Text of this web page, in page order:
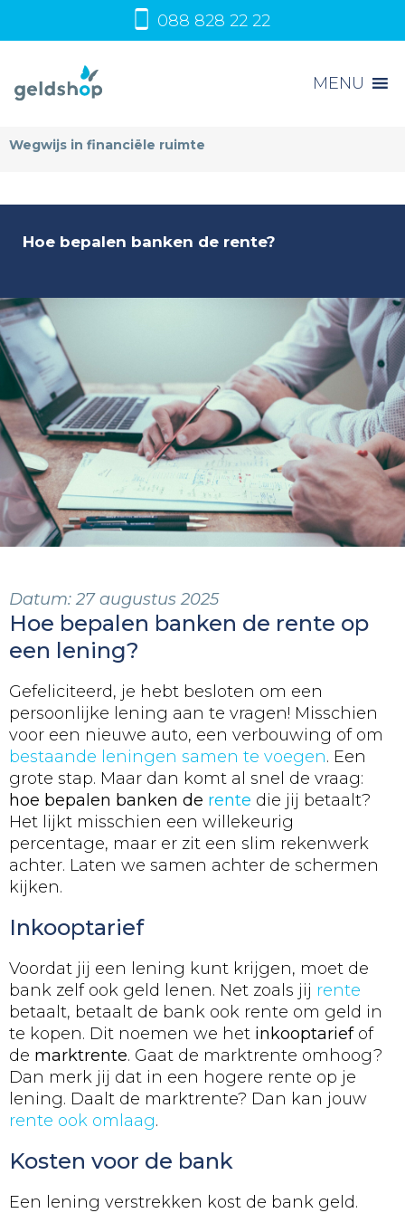
088 828 22 22
MENU
Wegwijs in financiële ruimte
Hoe bepalen banken de rente?
Datum: 27 augustus 2025
Hoe bepalen banken de rente op
een lening?
Gefeliciteerd, je hebt besloten om een
persoonlijke lening aan te vragen! Misschien
voor een nieuwe auto, een verbouwing of om
bestaande leningen samen te voegen. Een
grote stap. Maar dan komt al snel de vraag:
hoe bepalen banken de rente die jij betaalt?
Het lijkt misschien een willekeurig
percentage, maar er zit een slim rekenwerk
achter. Laten we samen achter de schermen
kijken.
Inkooptarief
Voordat jij een lening kunt krijgen, moet de
bank zelf ook geld lenen. Net zoals jij rente
betaalt, betaalt de bank ook rente om geld in
te kopen. Dit noemen we het inkooptariefof
de marktrente. Gaat de marktrente omhoog?
Dan merk jij dat in een hogere rente op je
lening. Daalt de marktrente? Dan kan jouw
rente ook omlaag.
Kosten voor de bank
Een lening verstrekken kost de bank geld.